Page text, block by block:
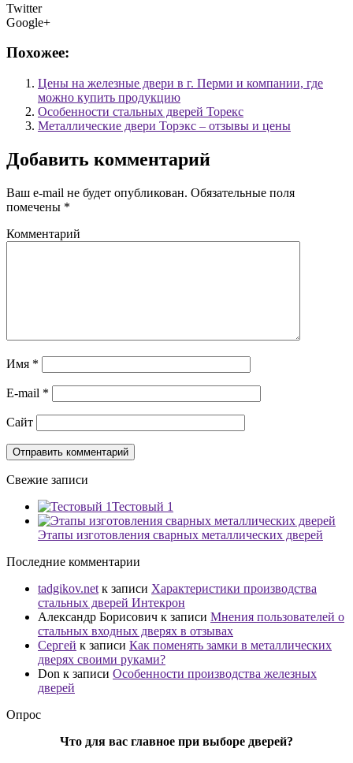
Twitter
Google+
Похожее:
Цены на железные двери в г. Перми и компании, где
можно купить продукцию
Особенности стальных дверей Торекс
Металлические двери Торэкс – отзывы и цены
Добавить комментарий
Ваш e-mail не будет опубликован. Обязательные поля
помечены *
Комментарий
Имя *
E-mail *
Сайт
Свежие записи
Тестовый 1
Этапы изготовления сварных металлических дверей
Последние комментарии
tadgikov.net к записи Характеристики производства
стальных дверей Интекрон
Александр Борисович к записи Мнения пользователей о
стальных входных дверях в отзывах
Сергей к записи Как поменять замки в металлических
дверях своими руками?
Don к записи Особенности производства железных
дверей
Опрос
Что для вас главное при выборе дверей?